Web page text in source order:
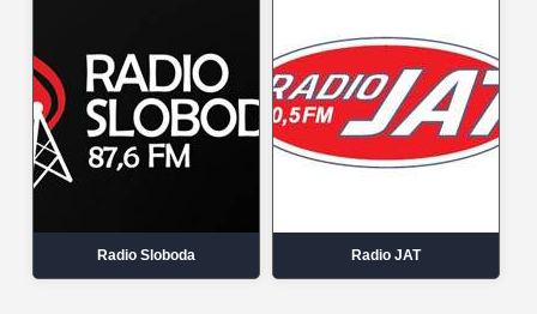
Radio Sloboda Radio JAT